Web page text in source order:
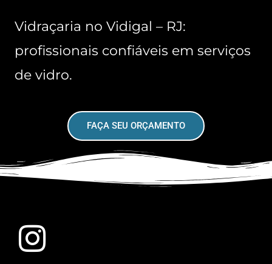
Vidraçaria no Vidigal – RJ:
profissionais confiáveis em serviços
de vidro.
FAÇA SEU ORÇAMENTO